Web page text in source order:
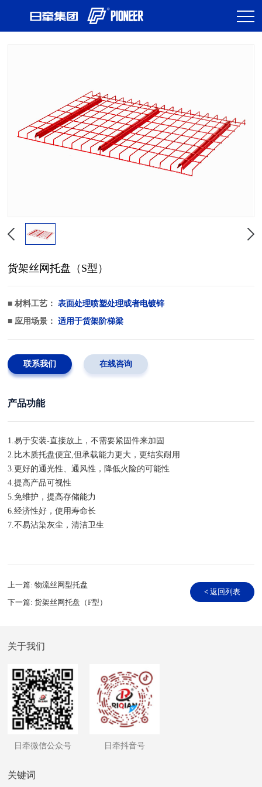
> 业务领域 > 仓储与物流
货架丝网托盘（S型）
■ 材料工艺： 表面处理喷塑处理或者电镀锌
■ 应用场景：适用于货架阶梯梁
联系我们 在线咨询
产品功能
1.易于安装-直接放上，不需要紧固件来加固
2.比木质托盘便宜,但承载能力更大，更结实耐用
3.更好的通光性、通风性，降低火险的可能性
4.提高产品可视性
5.免维护，提高存储能力
6.经济性好，使用寿命长
7.不易沾染灰尘，清洁卫生
上一篇:物流丝网型托盘
下一篇:货架丝网托盘（F型）
<返回列表
关于我们
日牵微信公众号 日牵抖音号
关键词